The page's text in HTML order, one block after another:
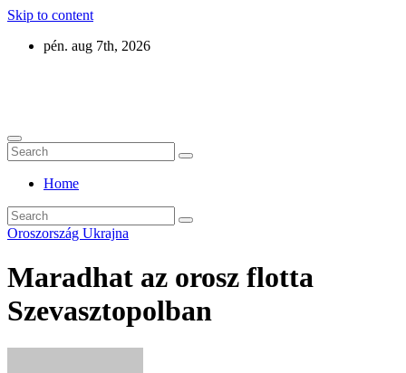
Skip to content
pén. aug 7th, 2026
Home
Oroszország Ukrajna
Maradhat az orosz flotta
Szevasztopolban